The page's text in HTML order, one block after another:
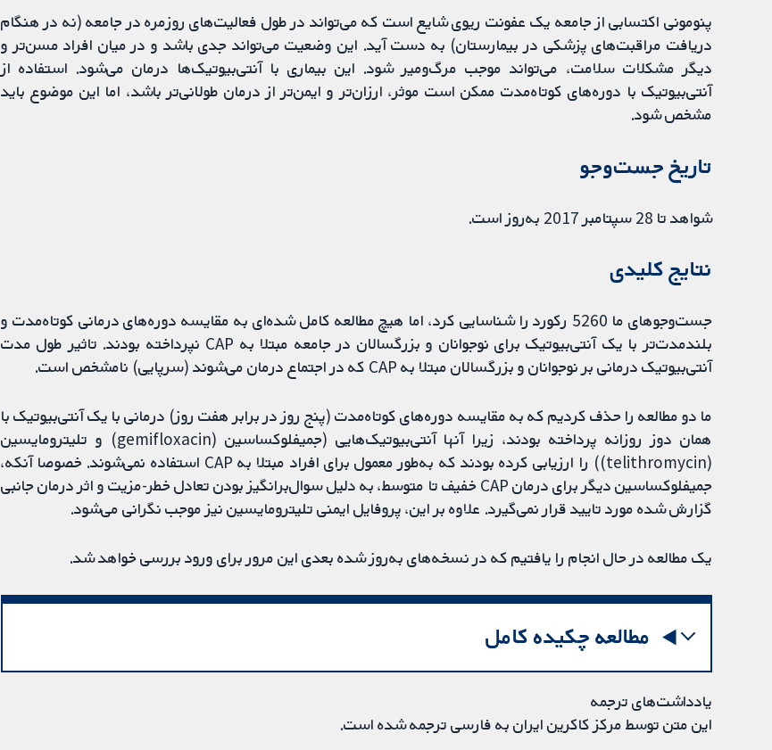
پنومونی اکتسابی از جامعه یک عفونت ریوی شایع است که می‌تواند در طول فعالیت‌های روزمره در جامعه (نه در هنگام
دریافت مراقبت‌های پزشکی در بیمارستان) به دست آید. این وضعیت می‌تواند جدی باشد و در میان افراد مسن‌تر و
دیگر مشکلات سلامت، می‌تواند موجب مرگ‌ومیر شود. این بیماری با آنتی‌بیوتیک‌ها درمان می‌شود. استفاده از
آنتی‌بیوتیک با دوره‌های کوتاه‌مدت ممکن است موثر، ارزان‌تر و ایمن‌تر از درمان طولانی‌تر باشد، اما این موضوع باید
مشخص شود.
تاریخ جست‌وجو
شواهد تا 28 سپتامبر 2017 به‌روز است.
نتایج کلیدی
جست‌وجوهای ما 5260 رکورد را شناسایی کرد، اما هیچ مطالعه کامل شده‌ای به مقایسه دوره‌های درمانی کوتاه‌مدت و
بلندمدت‌تر با یک آنتی‌بیوتیک برای نوجوانان و بزرگسالان در جامعه مبتلا به CAP نپرداخته بودند. تاثیر طول مدت
آنتی‌بیوتیک درمانی بر نوجوانان و بزرگسالان مبتلا به CAP که در اجتماع درمان می‌شوند (سرپایی) نامشخص است.
ما دو مطالعه را حذف کردیم که به مقایسه دوره‌های کوتاه‌مدت (پنج روز در برابر هفت روز) درمانی با یک آنتی‌بیوتیک با
همان دوز روزانه پرداخته بودند، زیرا آنها آنتی‌بیوتیک‌هایی (جمیفلوکساسین (gemifloxacin) و تلیترومایسین
(telithromycin)) را ارزیابی کرده بودند که به‌طور معمول برای افراد مبتلا به CAP استفاده نمی‌شوند. خصوصا آنکه،
جمیفلوکساسین دیگر برای درمان CAP خفیف تا متوسط، به دلیل سوال‌برانگیز بودن تعادل خطر-مزیت و اثر درمان جانبی
گزارش شده مورد تایید قرار نمی‌گیرد. علاوه بر این، پروفایل ایمنی تلیترومایسین نیز موجب نگرانی می‌شود.
یک مطالعه در حال انجام را یافتیم که در نسخه‌های به‌روز شده بعدی این مرور برای ورود بررسی خواهد شد.
مطالعه چکیده کامل
یادداشت‌های ترجمه
این متن توسط مرکز کاکرین ایران به فارسی ترجمه شده است.